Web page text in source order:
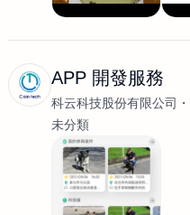
APP 開發服務
科云科技股份有限公司
未分類